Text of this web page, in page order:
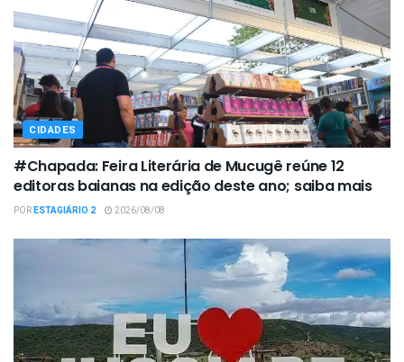
CIDADES
#Chapada: Feira Literária de Mucugê reúne 12
editoras baianas na edição deste ano; saiba mais
PORESTAGIÁRIO 2 2026/08/08